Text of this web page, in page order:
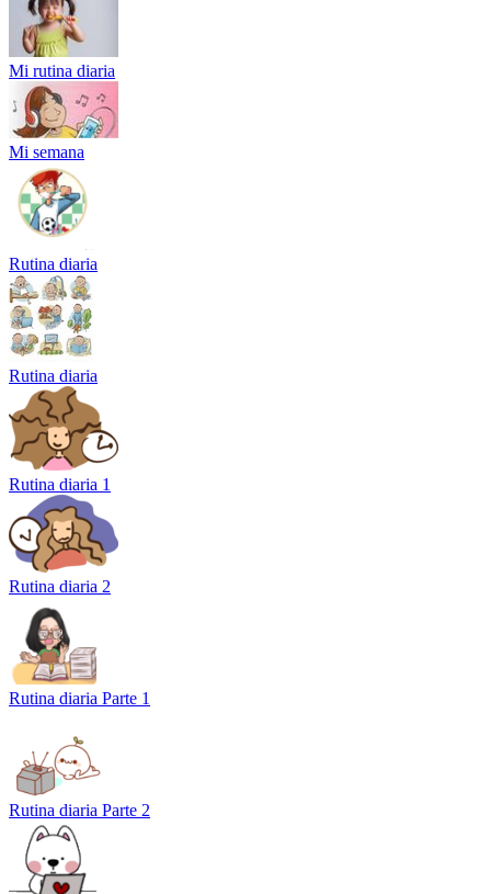
Mi rutina diaria
Mi semana
Rutina diaria
Rutina diaria
Rutina diaria 1
Rutina diaria 2
Rutina diaria Parte 1
Rutina diaria Parte 2